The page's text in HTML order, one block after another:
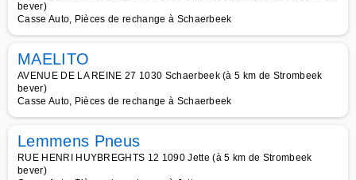
bever)
Casse Auto, Pièces de rechange à Schaerbeek
MAELITO
AVENUE DE LA REINE 27 1030 Schaerbeek (à 5 km de Strombeek
bever)
Casse Auto, Pièces de rechange à Schaerbeek
Lemmens Pneus
RUE HENRI HUYBREGHTS 12 1090 Jette (à 5 km de Strombeek
bever)